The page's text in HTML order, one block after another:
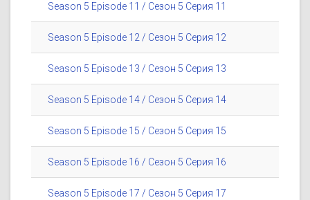
Season 5 Episode 11 / Сезон 5 Серия 11
Season 5 Episode 12 / Сезон 5 Серия 12
Season 5 Episode 13 / Сезон 5 Серия 13
Season 5 Episode 14 / Сезон 5 Серия 14
Season 5 Episode 15 / Сезон 5 Серия 15
Season 5 Episode 16 / Сезон 5 Серия 16
Season 5 Episode 17 / Сезон 5 Серия 17